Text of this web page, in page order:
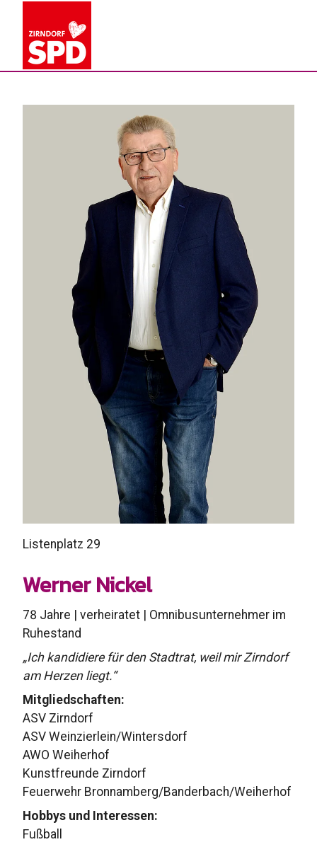
Listenplatz 29
Werner Nickel
78 Jahre | verheiratet | Omnibusunternehmer im
Ruhestand
„Ich kandidiere für den Stadtrat, weil mir Zirndorf
am Herzen liegt.“
Mitgliedschaften:
ASV Zirndorf
ASV Weinzierlein/Wintersdorf
AWO Weiherhof
Kunstfreunde Zirndorf
Feuerwehr Bronnamberg/Banderbach/Weiherhof
Hobbys und Interessen:
Fußball